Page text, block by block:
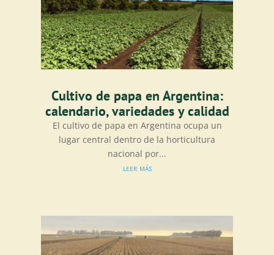
Cultivo de papa en Argentina:
calendario, variedades y calidad
El cultivo de papa en Argentina ocupa un
lugar central dentro de la horticultura
nacional por...
leer más